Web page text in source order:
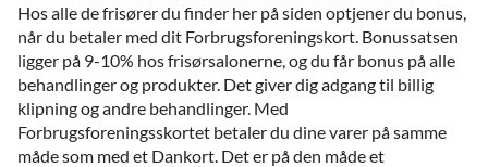
Hos alle de frisører du finder her på siden optjener du bonus,
når du betaler med dit Forbrugsforeningskort. Bonussatsen
ligger på 9-10% hos frisørsalonerne, og du får bonus på alle
behandlinger og produkter. Det giver dig adgang til billig
klipning og andre behandlinger. Med
Forbrugsforeningsskortet betaler du dine varer på samme
måde som med et Dankort. Det er på den måde et